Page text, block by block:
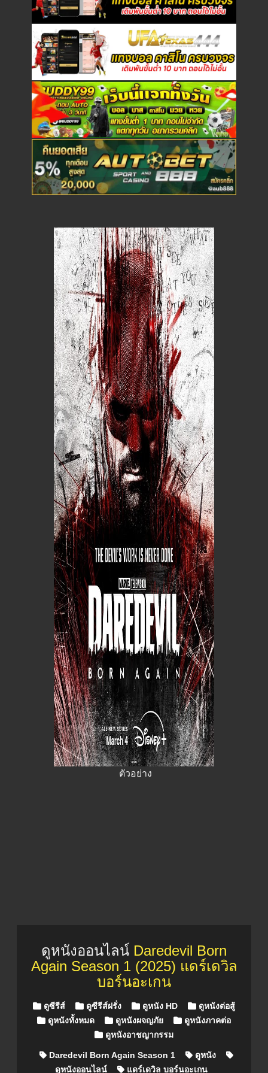
ตัวอย่าง
ดูหนังออนไลน์ Daredevil Born
Again Season 1 (2025) แดร์เดวิล
บอร์นอะเกน
Posted in
ดูซีรีส์ ดูซีรีส์ฝรั่ง ดูหนัง HD
ดูหนังต่อสู้
ดูหนังทั้งหมด
ดูหนังผจญภัย
ดูหนังภาคต่อ
ดูหนังอาชญากรรม
Daredevil Born Again Season 1
ดูหนัง
ดูหนังออนไลน์
แดร์เดวิล บอร์นอะเกน